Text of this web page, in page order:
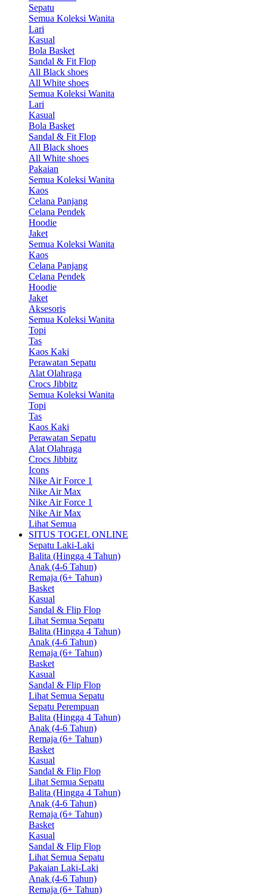
Sepatu
Semua Koleksi Wanita
Lari
Kasual
Bola Basket
Sandal & Fit Flop
All Black shoes
All White shoes
Semua Koleksi Wanita
Lari
Kasual
Bola Basket
Sandal & Fit Flop
All Black shoes
All White shoes
Pakaian
Semua Koleksi Wanita
Kaos
Celana Panjang
Celana Pendek
Hoodie
Jaket
Semua Koleksi Wanita
Kaos
Celana Panjang
Celana Pendek
Hoodie
Jaket
Aksesoris
Semua Koleksi Wanita
Topi
Tas
Kaos Kaki
Perawatan Sepatu
Alat Olahraga
Crocs Jibbitz
Semua Koleksi Wanita
Topi
Tas
Kaos Kaki
Perawatan Sepatu
Alat Olahraga
Crocs Jibbitz
Icons
Nike Air Force 1
Nike Air Max
Nike Air Force 1
Nike Air Max
Lihat Semua
SITUS TOGEL ONLINE
Sepatu Laki-Laki
Balita (Hingga 4 Tahun)
Anak (4-6 Tahun)
Remaja (6+ Tahun)
Basket
Kasual
Sandal & Flip Flop
Lihat Semua Sepatu
Balita (Hingga 4 Tahun)
Anak (4-6 Tahun)
Remaja (6+ Tahun)
Basket
Kasual
Sandal & Flip Flop
Lihat Semua Sepatu
Sepatu Perempuan
Balita (Hingga 4 Tahun)
Anak (4-6 Tahun)
Remaja (6+ Tahun)
Basket
Kasual
Sandal & Flip Flop
Lihat Semua Sepatu
Balita (Hingga 4 Tahun)
Anak (4-6 Tahun)
Remaja (6+ Tahun)
Basket
Kasual
Sandal & Flip Flop
Lihat Semua Sepatu
Pakaian Laki-Laki
Anak (4-6 Tahun)
Remaja (6+ Tahun)